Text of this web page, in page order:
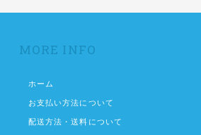
MORE INFO
ホーム
お支払い方法について
配送方法・送料について